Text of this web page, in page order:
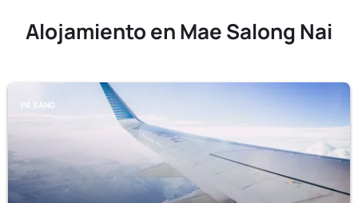
Alojamiento en Mae Salong Nai
PA SANG